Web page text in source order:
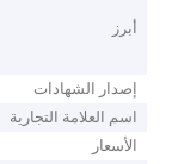
أبرز
إصدار الشهادات
اسم العلامة التجارية
الأسعار